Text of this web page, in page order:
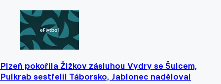
Plzeň pokořila Žižkov zásluhou Vydry se Šulcem,
Pulkrab sestřelil Táborsko, Jablonec naděloval